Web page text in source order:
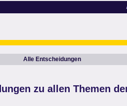
Alle Entscheidungen
zu allen Themen